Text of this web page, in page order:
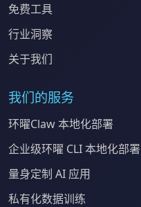
免费工具
行业洞察
关于我们
我们的服务
环曜Claw 本地化部署
企业级环曜 CLI 本地化部署
量身定制 AI 应用
私有化数据训练